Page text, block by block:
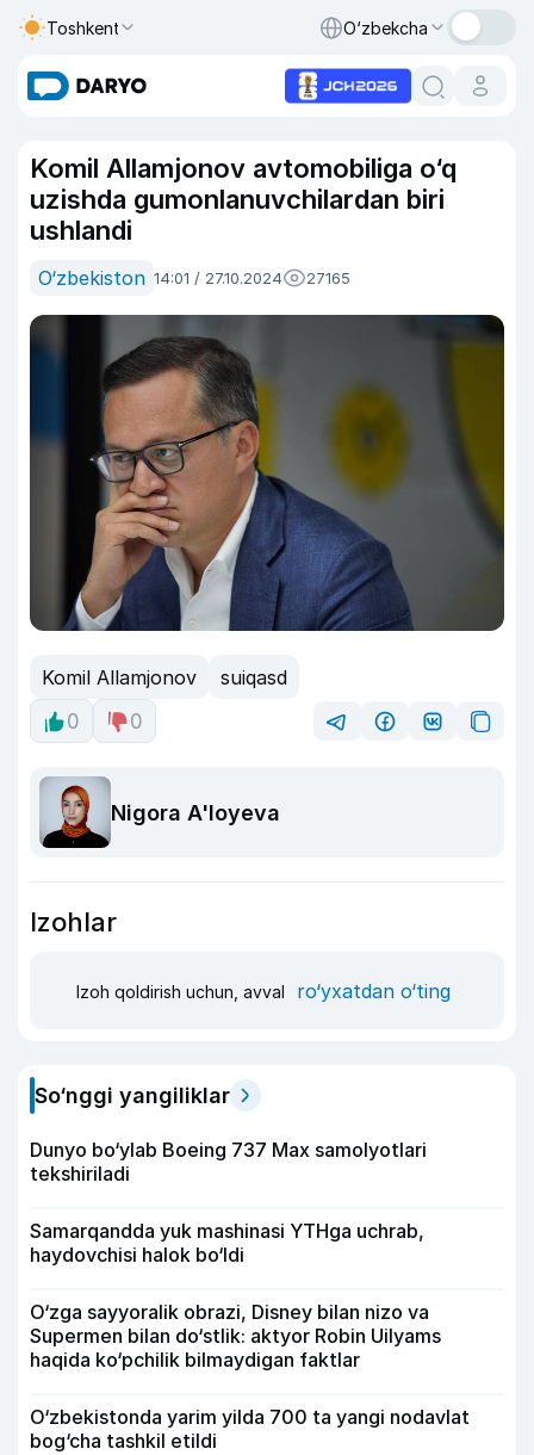
Toshkent O‘zbekcha
Komil Allamjonov avtomobiliga o‘q
uzishda gumonlanuvchilardan biri
ushlandi
O‘zbekiston 14:01 / 27.10.2024 27165
Komil Allamjonov
suiqasd
0
0
Nigora A'loyeva
Izohlar
Izoh qoldirish uchun, avval ro‘yxatdan o‘ting
So‘nggi yangiliklar
Dunyo bo‘ylab Boeing 737 Max samolyotlari
tekshiriladi
Samarqandda yuk mashinasi YTHga uchrab,
haydovchisi halok bo‘ldi
O‘zga sayyoralik obrazi, Disney bilan nizo va
Supermen bilan do‘stlik: aktyor Robin Uilyams
haqida ko‘pchilik bilmaydigan faktlar
O‘zbekistonda yarim yilda 700 ta yangi nodavlat
bog‘cha tashkil etildi